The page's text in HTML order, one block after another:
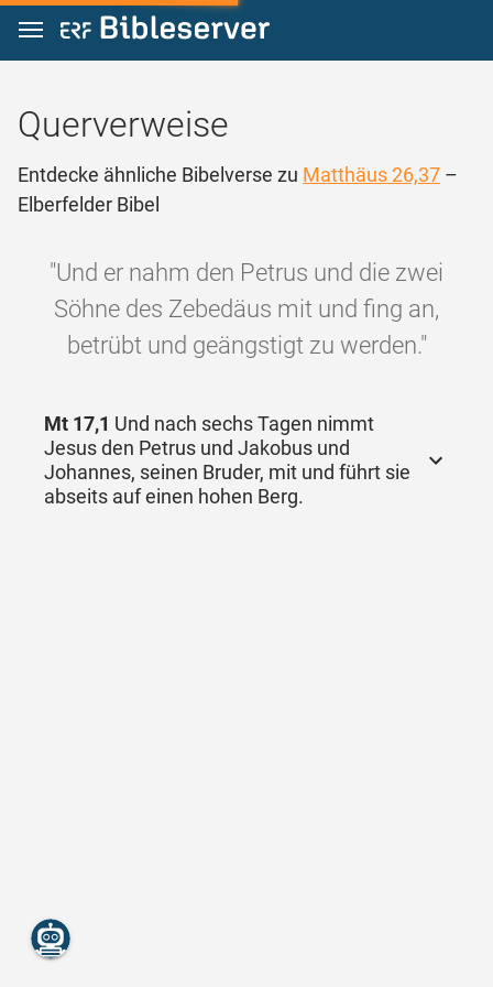
Zum Inhalt springen
Querverweise
Entdecke ähnliche Bibelverse zu Matthäus 26,37 –
Elberfelder Bibel
"Und er nahm den Petrus und die zwei
Söhne des Zebedäus mit und fing an,
betrübt und geängstigt zu werden."
Mt 17,1 Und nach sechs Tagen nimmt
Jesus den Petrus und Jakobus und
Johannes, seinen Bruder, mit und führt sie
abseits auf einen hohen Berg.